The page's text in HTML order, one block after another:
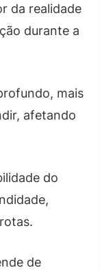
da realidade
durante a
mais
afetando
do
de